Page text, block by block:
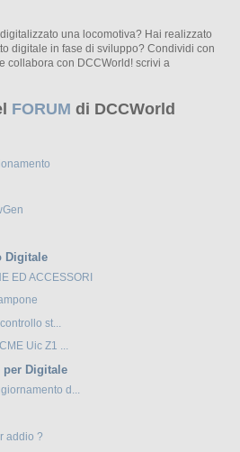
una locomotiva? Hai realizzato
digitale in fase di sviluppo? Condividi con
collabora con DCCWorld! scrivi a
FORUM di DCCWorld
Digitale
ED ACCESSORI
st...
Uic Z1 ...
per Digitale
d...
addio ?